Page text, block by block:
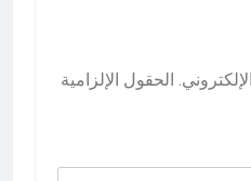
الحقول الإلزامية